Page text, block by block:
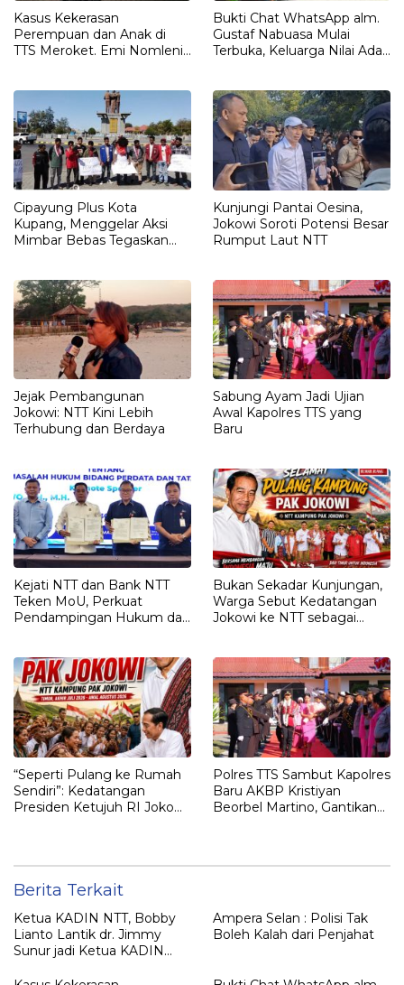
Kasus Kekerasan
Perempuan dan Anak di
TTS Meroket. Emi Nomleni :
Bukti Chat WhatsApp alm.
Gustaf Nabuasa Mulai
Terbuka, Keluarga Nilai Ada
Cipayung Plus Kota
Kupang, Menggelar Aksi
Mimbar Bebas Tegaskan
Kepada JOKO WIDODO
Kunjungi Pantai Oesina,
Jokowi Soroti Potensi Besar
Rumput Laut NTT
Jejak Pembangunan
Jokowi: NTT Kini Lebih
Terhubung dan Berdaya
Sabung Ayam Jadi Ujian
Awal Kapolres TTS yang
Baru
Kejati NTT dan Bank NTT
Teken MoU, Perkuat
Pendampingan Hukum dan
Bukan Sekadar Kunjungan,
Warga Sebut Kedatangan
Jokowi ke NTT sebagai
“Seperti Pulang ke Rumah
Sendiri”: Kedatangan
Presiden Ketujuh RI Joko
Polres TTS Sambut Kapolres
Baru AKBP Kristiyan
Beorbel Martino, Gantikan
Berita Terkait
Ketua KADIN NTT, Bobby
Lianto Lantik dr. Jimmy
Sunur jadi Ketua KADIN
Ampera Selan : Polisi Tak
Boleh Kalah dari Penjahat